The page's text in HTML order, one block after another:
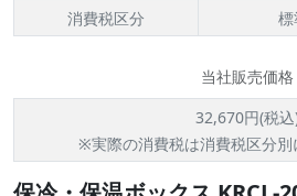
消費税区分
標
当社販売価格
32,670円(税
※実際の消費税は消費税区分別